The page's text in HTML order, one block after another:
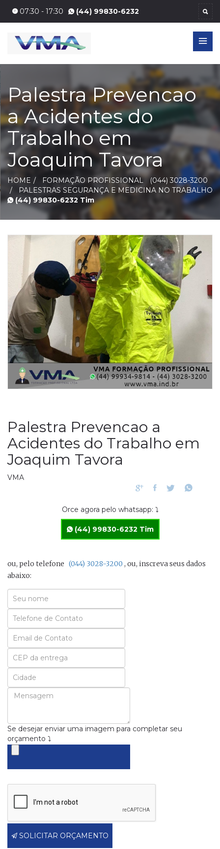
07:30 - 17:30 (44) 99830-6232
Palestra Prevencao
a Acidentes do
Trabalho em
Joaquim Tavora
HOME
FORMAÇÃO PROFISSIONAL
PALESTRAS SEGURANÇA E MEDICINA NO TRABALHO
(044) 3028-3200
(44) 99830-6232 Tim
Palestra Prevencao a
Acidentes do Trabalho em
Joaquim Tavora
VMA
Orce agora pelo whatsapp: ⤵
(44) 99830-6232 Tim
ou, pelo telefone (044) 3028-3200 , ou, inscreva seus dados
abaixo:
Seu
Nome
Seu
Email
Se desejar enviar uma imagem para completar seu
orçamento ⤵
SOLICITAR ORÇAMENTO